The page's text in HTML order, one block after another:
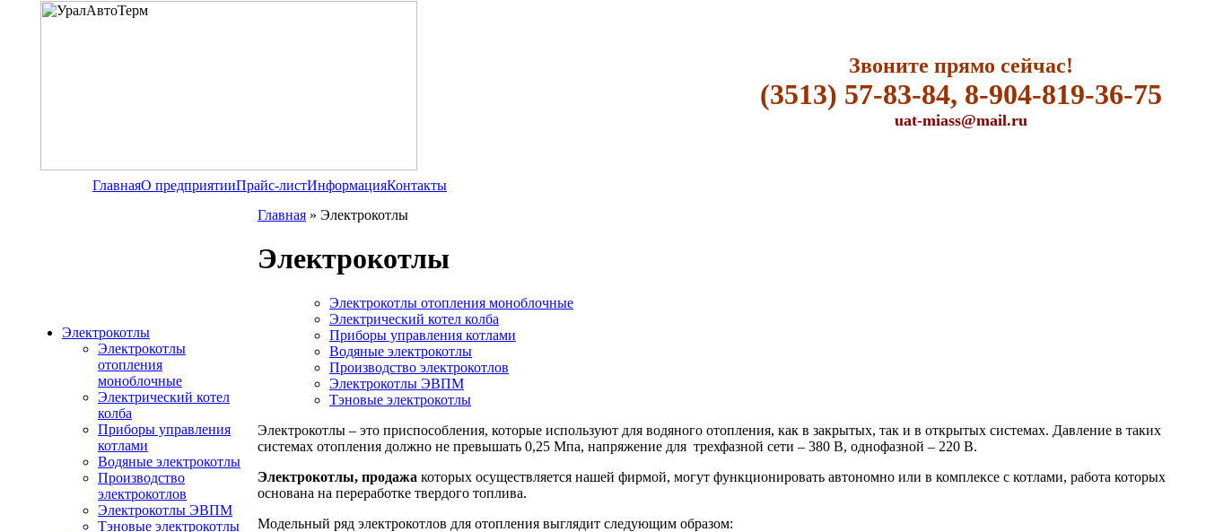
Звоните прямо сейчас!
(3513) 57-83-84, 8-904-819-36-75
uat-miass@mail.ru
ГлавнаяО предприятииПрайс-листИнформацияКонтакты
Электрокотлы
Электрокотлы
отопления
моноблочные
Электрический котел
колба
Приборы управления
котлами
Водяные электрокотлы
Производство
электрокотлов
Электрокотлы ЭВПМ
Тэновые электрокотлы
Главная » Электрокотлы
Электрокотлы
Электрокотлы отопления моноблочные
Электрический котел колба
Приборы управления котлами
Водяные электрокотлы
Производство электрокотлов
Электрокотлы ЭВПМ
Тэновые электрокотлы
Электрокотлы – это приспособления, которые используют для водяного отопления, как в закрытых, так и в открытых системах. Давление в таких
системах отопления должно не превышать 0,25 Мпа, напряжение для трехфазной сети – 380 В, однофазной – 220 В.
Электрокотлы, продажа которых осуществляется нашей фирмой, могут функционировать автономно или в комплексе с котлами, работа которых
основана на переработке твердого топлива.
Модельный ряд электрокотлов для отопления выглядит следующим образом: